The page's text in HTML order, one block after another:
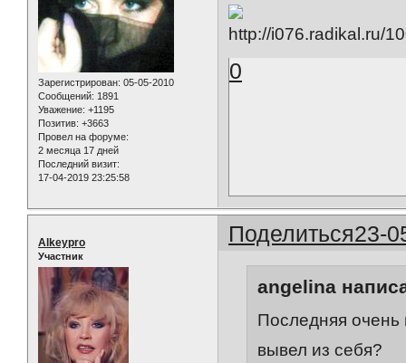
Зарегистрирован: 05-05-2010
Сообщений: 1891
Уважение: +1195
Позитив: +3663
Провел на форуме:
2 месяца 17 дней
Последний визит:
17-04-2019 23:25:58
0
Поделиться23-
Alkeypro
Участник
angelina
Последняя очень
вывел из себя?